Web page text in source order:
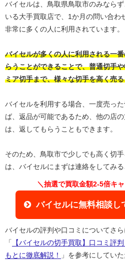
バイセルは、鳥取県鳥取市のみなら
いる大手買取店で、1か月の問い合わ
非常に多くの人に利用されています。
バイセルが多くの人に利用される一
らうことができることで、普通切手
ミア切手まで、様々な切手を高く売
バイセルを利用する場合、一度売っ
ば、返品が可能であるため、他の店
は、返してもらうこともできます。
そのため、鳥取市で少しでも高く切
は、バイセルにまずは連絡をしてみる
＼抽選で買取金額2-5倍キ
バイセルに無料相談し
バイセルの評判や口コミについてさら
「
【バイセルの切手買取】口コミ評
もとに徹底解説！
」を参考にしてい